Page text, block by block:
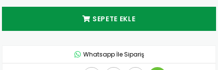
Whatsapp İle Sipariş